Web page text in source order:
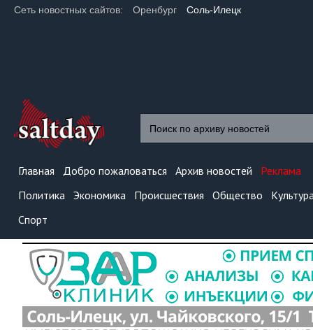
Сеть новостных сайтов: Оренбург Соль-Илецк
Главная Добро пожаловаться Архив новостей
Реклама
Политика Экономика Происшествия Общество
Спорт